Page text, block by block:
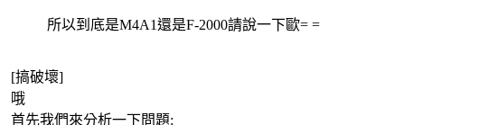
所以到底是M4A1還是F-2000請說一下歐= =
[搞破壞]
哦
首先我們來分析一下問題: